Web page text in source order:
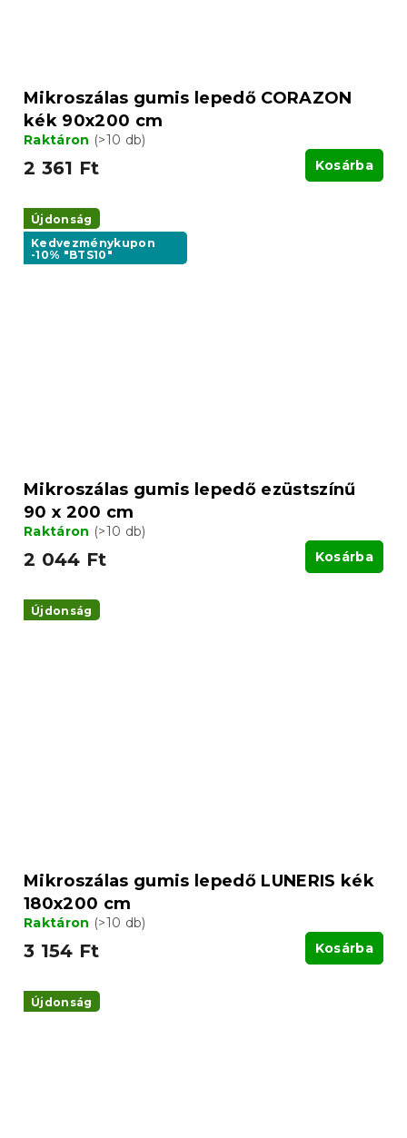
Mikroszálas gumis lepedő CORAZON
kék 90x200 cm
Raktáron (>10 db)
2 361 Ft Kosárba
Újdonság
Kedvezménykupon
-10% "BTS10"
Mikroszálas gumis lepedő ezüstszínű
90 x 200 cm
Raktáron (>10 db)
2 044 Ft Kosárba
Újdonság
Mikroszálas gumis lepedő LUNERIS kék
180x200 cm
Raktáron (>10 db)
3 154 Ft Kosárba
Újdonság